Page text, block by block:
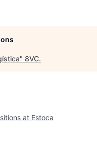
" 8VC.
at Estoca